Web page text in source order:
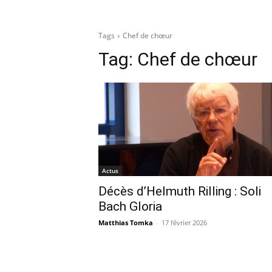
Tags Chef de chœur
Tag: Chef de chœur
Actus
Décès d’Helmuth Rilling : Soli
Bach Gloria
Matthias Tomka - 17 février 2026